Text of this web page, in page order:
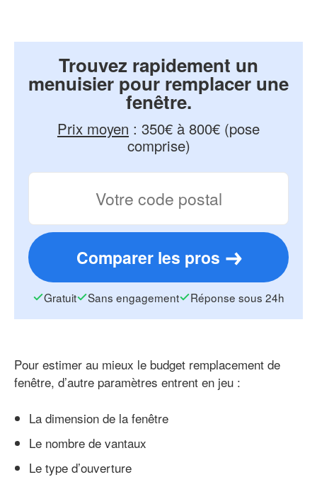
Trouvez rapidement un
menuisier pour remplacer une
fenêtre.
Prix moyen : 350€ à 800€ (pose
comprise)
Comparer les pros
Gratuit Sans engagement Réponse sous 24h
Pour estimer au mieux le budget remplacement de
fenêtre, d’autre paramètres entrent en jeu :
La dimension de la fenêtre
Le nombre de vantaux
Le type d’ouverture